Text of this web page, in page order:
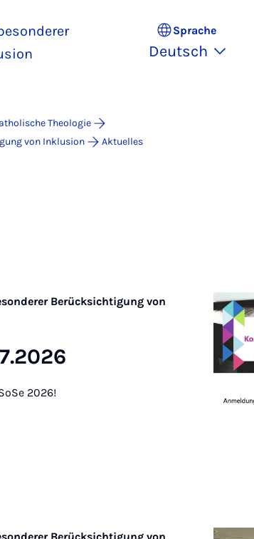
Sprache
Deutsch
Theologie
von Inklusion
Aktuelles
Berücksichtigung von
2026!